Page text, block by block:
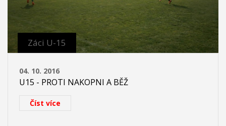
Záci U-15
04. 10. 2016
U15 - PROTI NAKOPNI A BĚŽ
Číst více